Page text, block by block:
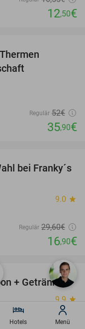
12,50€
Regulär 52€
35,90€
43%
bei Franky´s
9.0 star
Regulär 29,60€
16,90€
15%
+ Getränk
9.9 star
Hotels Menü